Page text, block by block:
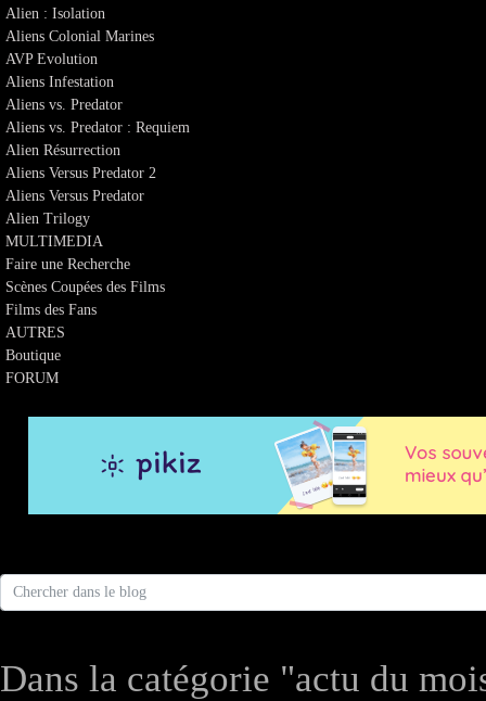
Alien : Isolation
Aliens Colonial Marines
AVP Evolution
Aliens Infestation
Aliens vs. Predator
Aliens vs. Predator : Requiem
Alien Résurrection
Aliens Versus Predator 2
Aliens Versus Predator
Alien Trilogy
MULTIMEDIA
Faire une Recherche
Scènes Coupées des Films
Films des Fans
AUTRES
Boutique
FORUM
Dans la catégorie "actu du